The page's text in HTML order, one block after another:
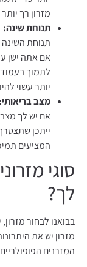
מזרון רך
תנוחתשינה:
תנוחת
אם אתה ישן
לתמוך
יותר עשוי
מצבבריאותי:
אם יש לך מצב
ייתכן
המציעים
סוגי
לך?
בבואנו לבחור
מזרון יש את
המזרנים